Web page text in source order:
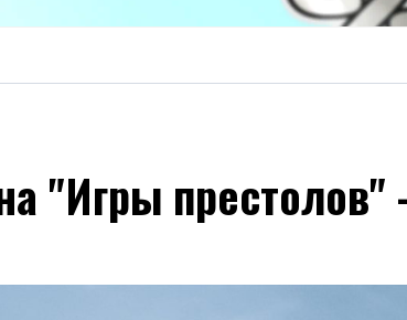
"Игры престолов"